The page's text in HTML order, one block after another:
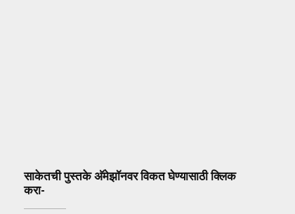
साकेतची पुस्तके अ‍ॅमेझॉनवर विकत घेण्यासाठी क्लिक
करा-